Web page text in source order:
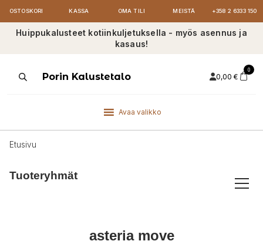
OSTOSKORI KASSA OMA TILI MEISTÄ +358 2 6333 150
Huippukalusteet kotiinkuljetuksella - myös asennus ja
kasaus!
ProductsPorin Kalustetalo 0,00 €
0
Avaa valikko
Etusivu
Tuoteryhmät
asteria move